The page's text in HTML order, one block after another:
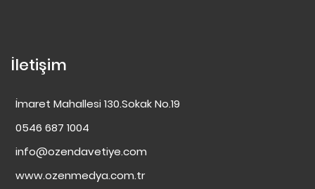
İletişim
İmaret Mahallesi 130.Sokak No.19
0546 687 1004
info@ozendavetiye.com
www.ozenmedya.com.tr